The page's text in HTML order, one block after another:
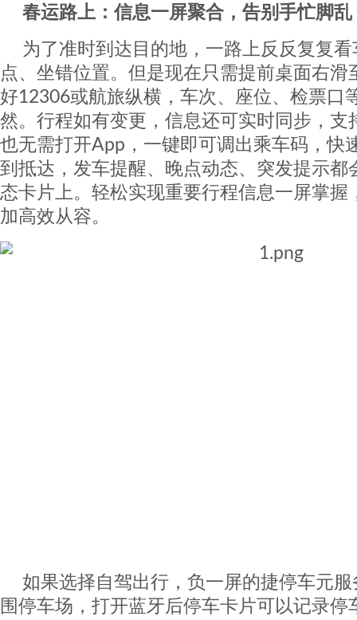
春运路上：信息一屏聚合，告别手忙脚乱
为了准时到达目的地，一路上反反复复
点、坐错位置。但是现在只需提前桌面右滑
好12306或航旅纵横，车次、座位、检票口
然。行程如有变更，信息还可实时同步，支
也无需打开App，一键即可调出乘车码，快
到抵达，发车提醒、晚点动态、突发提示都
态卡片上。轻松实现重要行程信息一屏掌握
加高效从容。
如果选择自驾出行，负一屏的捷停车元
围停车场，打开蓝牙后停车卡片可以记录停